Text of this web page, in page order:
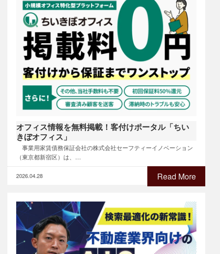
オフィス情報を無料掲載！客付けポータル「ちい
きぼオフィス」
事業用家賃債務保証会社の株式会社セーフティーイノベーション
（東京都新宿区）は、…
Read More
2026.04.28